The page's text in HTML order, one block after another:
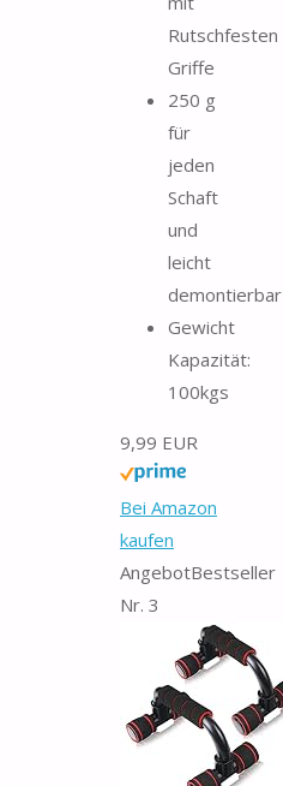
Rutschfesten
Griffe
250 g
für
jeden
Schaft
und
leicht
demontierbar
Gewicht
Kapazität:
100kgs
9,99 EUR
Bei Amazon
kaufen
AngebotBestseller
Nr. 3